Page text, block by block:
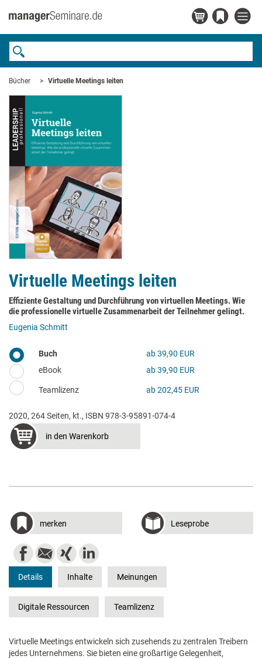
Bücher Virtuelle Meetings leiten
Virtuelle Meetings leiten
Effiziente Gestaltung und Durchführung von virtuellen Meetings. Wie
die professionelle virtuelle Zusammenarbeit der Teilnehmer gelingt.
Eugenia Schmitt
Buch
ab 39,90 EUR
eBook
ab 39,90 EUR
Teamlizenz ab 202,45 EUR
2020, 264 Seiten, kt., ISBN 978-3-95891-074-4
in den Warenkorb
merken Leseprobe
Details Inhalte Meinungen
Digitale Ressourcen Teamlizenz
Virtuelle Meetings entwickeln sich zusehends zu zentralen Treibern
jedes Unternehmens. Sie bieten eine großartige Gelegenheit,